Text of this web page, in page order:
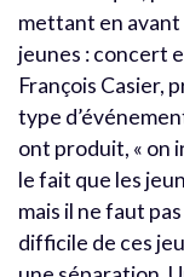
mettant en avant
jeunes : concert
François Casier,
type
ont produit, « on
le fait que les
mais il ne faut
difficile de ces